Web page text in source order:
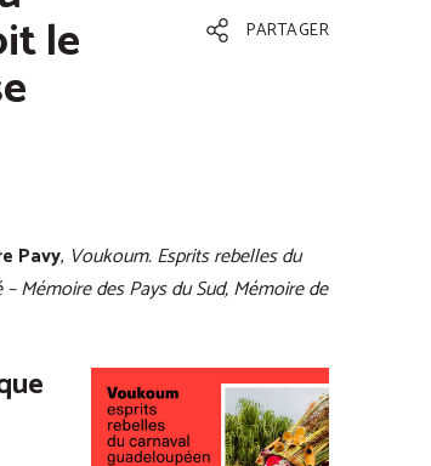
le PARTAGER
Pavy, Voukoum. Esprits rebelles du
Mémoire des Pays du Sud, Mémoire de